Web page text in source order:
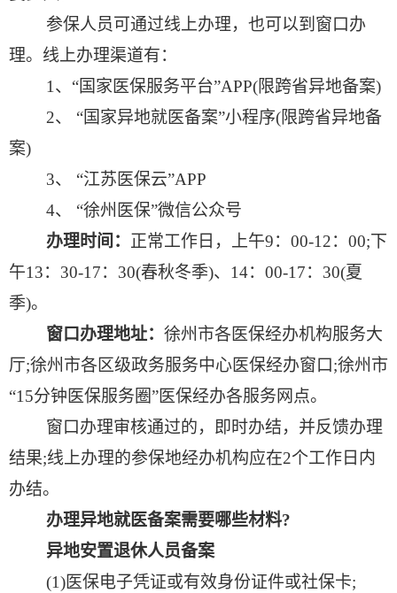
参保人员可通过线上办理，也可以到窗口办
理。线上办理渠道有：
1、“国家医保服务平台”APP(限跨省异地备案)
2、 “国家异地就医备案”小程序(限跨省异地备
案)
3、 “江苏医保云”APP
4、 “徐州医保”微信公众号
办理时间： 正常工作日，上午9： 00-12： 00;下
午13： 30-17： 30(春秋冬季)、 14： 00-17： 30(夏
季)。
窗口办理地址： 徐州市各医保经办机构服务大
厅;徐州市各区级政务服务中心医保经办窗口 ;徐州市
“15分钟医保服务圈”医保经办各服务网点。
窗口办理审核通过的，即时办结，并反馈办理
结果;线上办理的参保地经办机构应在2个工作日内
办结。
办理异地就医备案需要哪些材料?
异地安置退休人员备案
(1)医保电子凭证或有效身份证件或社保卡;